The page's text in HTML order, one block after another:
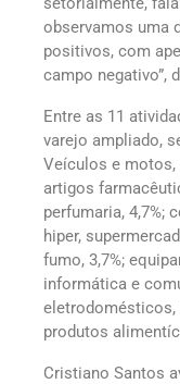
observamos uma
positivos, com
campo negativo”,
Entre as 11
varejo ampliado,
Veículos e motos,
artigos
perfumaria, 4,7%;
hiper,
fumo, 3,7%;
informática e
eletrodomésticos,
produtos
Cristiano Santos